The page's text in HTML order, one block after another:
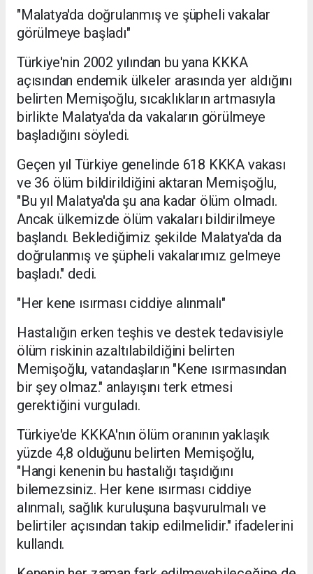
"Malatya'da doğrulanmış ve şüpheli vakalar
görülmeye başladı"
Türkiye'nin 2002 yılından bu yana KKKA
açısından endemik ülkeler arasında yer aldığını
belirten Memişoğlu, sıcaklıkların artmasıyla
birlikte Malatya'da da vakaların görülmeye
başladığını söyledi.
Geçen yıl Türkiye genelinde 618 KKKA vakası
ve 36 ölüm bildirildiğini aktaran Memişoğlu,
"Bu yıl Malatya'da şu ana kadar ölüm olmadı.
Ancak ülkemizde ölüm vakaları bildirilmeye
başlandı. Beklediğimiz şekilde Malatya'da da
doğrulanmış ve şüpheli vakalarımız gelmeye
başladı." dedi.
"Her kene ısırması ciddiye alınmalı"
Hastalığın erken teşhis ve destek tedavisiyle
ölüm riskinin azaltılabildiğini belirten
Memişoğlu, vatandaşların "Kene ısırmasından
bir şey olmaz." anlayışını terk etmesi
gerektiğini vurguladı.
Türkiye'de KKKA'nın ölüm oranının yaklaşık
yüzde 4,8 olduğunu belirten Memişoğlu,
"Hangi kenenin bu hastalığı taşıdığını
bilemezsiniz. Her kene ısırması ciddiye
alınmalı, sağlık kuruluşuna başvurulmalı ve
belirtiler açısından takip edilmelidir." ifadelerini
kullandı.